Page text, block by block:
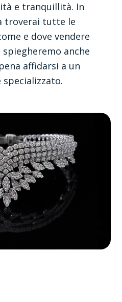
e tranquillità. In
troverai tutte le
e dove vendere
anche
affidarsi a un
specializzato.